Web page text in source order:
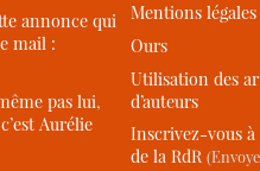
annonce qui
mail :
pas lui,
Aurélie
Mentions légales
Ours
Utilisation des
d’auteurs
Inscrivez-vous
de la RdR